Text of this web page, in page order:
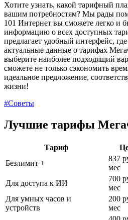
Хотите узнать, какой тарифный
вашим потребностям? Мы рады
101 Интернет вы сможете легко и
информацию о всех доступных
предлагает удобный интерфейс,
актуальные данные о тарифах
выберите наиболее подходящий
сможете не только сэкономить
идеальное предложение,
жизни!
#Советы
Лучшие тарифы
Тариф
Безлимит +
837
мес
Для доступа к ИИ
700
мес
Для умных часов и
устройств
200
мес